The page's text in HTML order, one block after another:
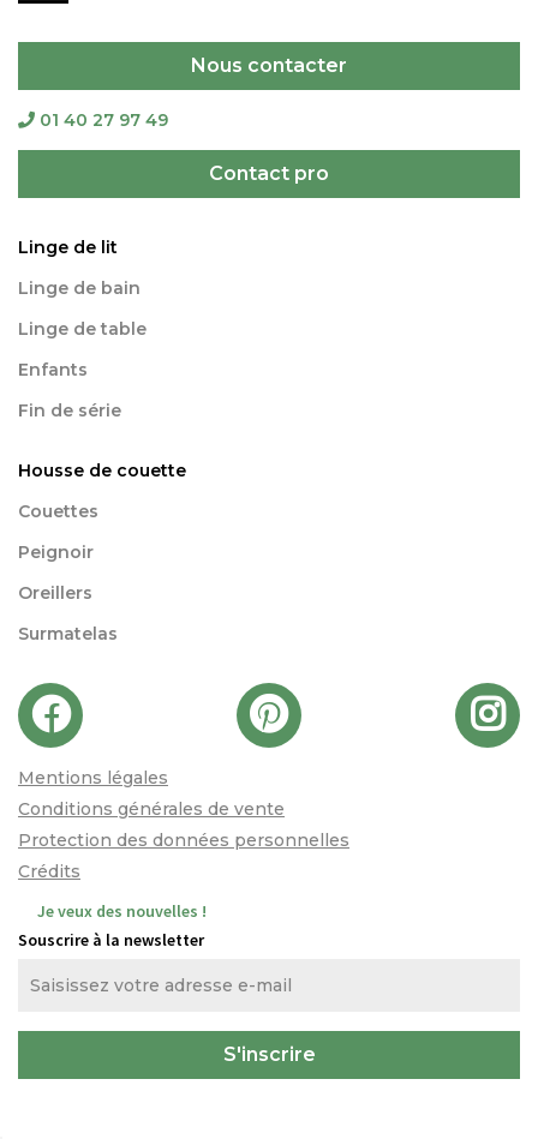
Nous contacter
01 40 27 97 49
Contact pro
Linge de lit
Linge de bain
Linge de table
Enfants
Fin de série
Housse de couette
Couettes
Peignoir
Oreillers
Surmatelas
Mentions légales
Conditions générales de vente
Protection des données personnelles
Crédits
Je veux des nouvelles !
Souscrire à la newsletter